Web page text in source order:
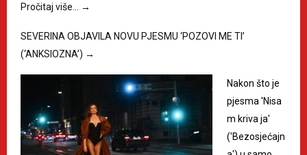
Pročitaj više…
→
SEVERINA OBJAVILA NOVU PJESMU ‘POZOVI ME TI’
(‘ANKSIOZNA’) →
Nakon što je
pjesma 'Nisa
m kriva ja'
('Bezosjećajn